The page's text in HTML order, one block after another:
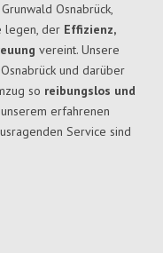
Osnabrück,
legen, der Effizienz,
vereint. Unsere
und darüber
so reibungslos und
erfahrenen
Service sind